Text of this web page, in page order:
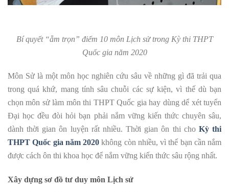
Bí quyết “ẵm trọn” điểm 10 môn Lịch sử trong Kỳ thi THPT
Quốc gia năm 2020
Môn Sử là một môn học nghiên cứu sâu về những gì đã trải qua
trong quá khứ, mang tính sâu chuỗi các sự kiện, vì thế dù bạn
chọn môn sử làm môn thi THPT Quốc gia hay dùng dể xét tuyển
Đại học đều đòi hỏi bạn phải nắm vững kiến thức chuyên sâu,
dành thời gian ôn luyện rất nhiều. Thời gian ôn thi cho Kỳ thi
THPT Quốc gia năm 2020 không còn nhiều, vì thế bạn cần nắm
được cách ôn thi khoa học để nắm vững kiến thức sâu rộng nhất.
Xây dựng sơ đồ tư duy môn Lịch sử